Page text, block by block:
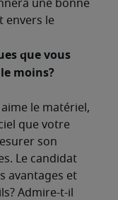
une bonne
envers le
que vous
moins?
le matériel,
que votre
son
Le candidat
avantages et
Admire-t-il